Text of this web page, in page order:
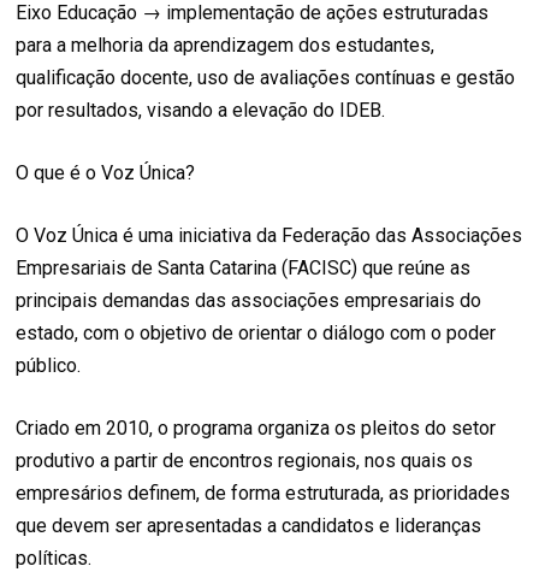
Eixo Educação → implementação de ações estruturadas
para a melhoria da aprendizagem dos estudantes,
qualificação docente, uso de avaliações contínuas e gestão
por resultados, visando a elevação do IDEB.
O que é o Voz Única?
O Voz Única é uma iniciativa da Federação das Associações
Empresariais de Santa Catarina (FACISC) que reúne as
principais demandas das associações empresariais do
estado, com o objetivo de orientar o diálogo com o poder
público.
Criado em 2010, o programa organiza os pleitos do setor
produtivo a partir de encontros regionais, nos quais os
empresários definem, de forma estruturada, as prioridades
que devem ser apresentadas a candidatos e lideranças
políticas.